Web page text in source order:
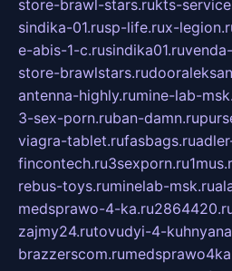
store-brawl-stars.rukts-
sindika-01.rusp-life.rux-
e-abis-1-c.rusindika01.ru
store-brawlstars.ru
antenna-highly.rumine-lab-
3-sex-porn.ruban-damn.ru
viagra-tablet.rufasbags.ru
fincontech.ru3sexporn.ru
rebus-toys.ruminelab-msk.ru
medsprawo-4-ka.ru
zajmy24.rutovudyi-4-
brazzerscom.ru